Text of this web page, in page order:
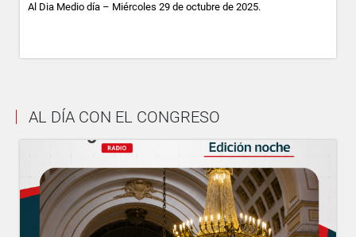
Al Dia Medio día – Miércoles 29 de octubre de 2025.
AL DÍA CON EL CONGRESO